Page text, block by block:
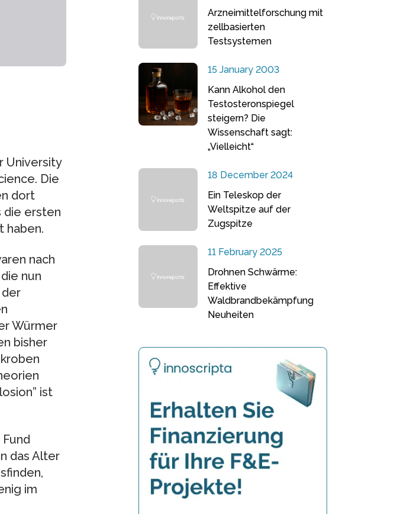
University
Die
dort
die ersten
haben.
nach
nun
der
Würmer
bisher
ist
das Alter
im
Arzneimittelforschung mit
zellbasierten
Testsystemen
15 January 2003
Kann Alkohol den
Testosteronspiegel
steigern? Die
Wissenschaft sagt:
„Vielleicht“
18 December 2024
Ein Teleskop der
Weltspitze auf der
Zugspitze
11 February 2025
Drohnen Schwärme:
Effektive
Waldbrandbekämpfung
Neuheiten